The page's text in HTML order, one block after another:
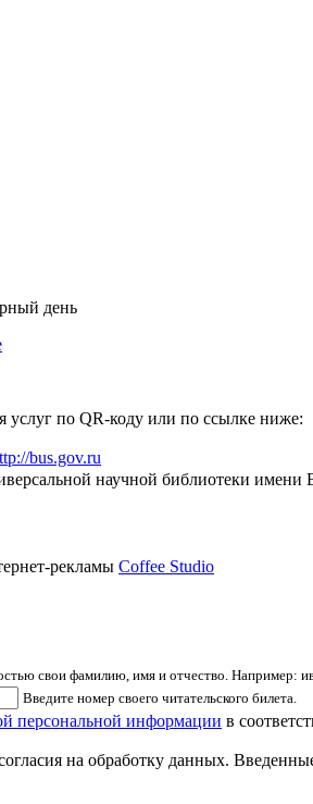
день
услуг по QR-коду или по ссылке ниже:
bus.gov.ru
научной библиотеки имени
рекламы Coffee Studio
свои фамилию, имя и отчество. Например:
Введите номер своего читательского билета.
персональной информации в
на обработку данных.